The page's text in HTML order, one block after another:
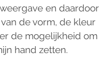
en daardoor
de vorm, de kleur
de mogelijkheid om
hand zetten.